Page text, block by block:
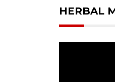
HERBAL